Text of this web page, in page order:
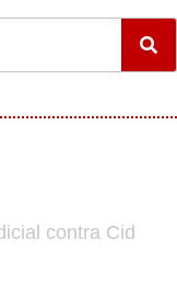
contra Cid